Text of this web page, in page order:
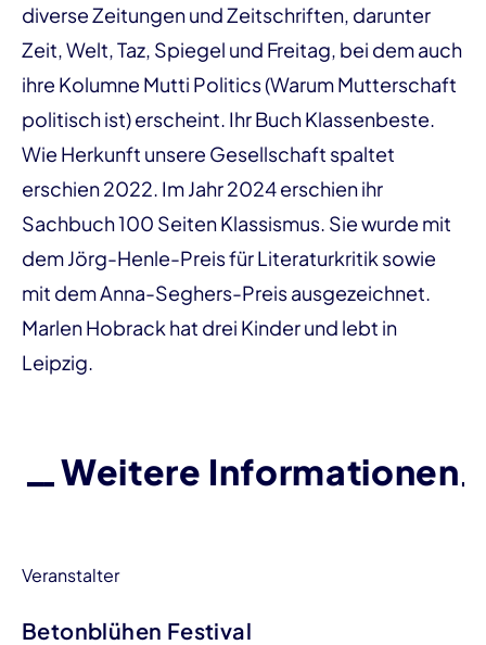
diverse Zeitungen und Zeitschriften, darunter
Zeit, Welt, Taz, Spiegel und Freitag, bei dem auch
ihre Kolumne Mutti Politics (Warum Mutterschaft
politisch ist) erscheint. Ihr Buch Klassenbeste.
Wie Herkunft unsere Gesellschaft spaltet
erschien 2022. Im Jahr 2024 erschien ihr
Sachbuch 100 Seiten Klassismus. Sie wurde mit
dem Jörg-Henle-Preis für Literaturkritik sowie
mit dem Anna-Seghers-Preis ausgezeichnet.
Marlen Hobrack hat drei Kinder und lebt in
Leipzig.
Weitere Informationen
Veranstalter
Betonblühen Festival